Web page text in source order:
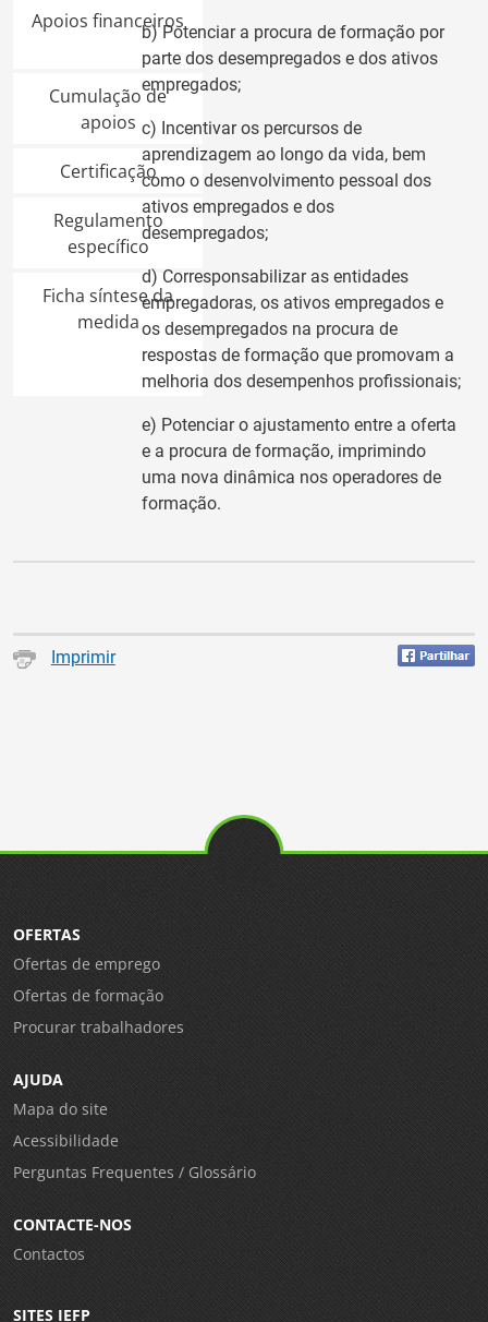
Apoios financeiros
Cumulação de
apoios
Certificação
Regulamento
específico
Ficha síntese da
medida
b) Potenciar a procura de formação por
parte dos desempregados e dos ativos
empregados;
c) Incentivar os percursos de
aprendizagem ao longo da vida, bem
como o desenvolvimento pessoal dos
ativos empregados e dos
desempregados;
d) Corresponsabilizar as entidades
empregadoras, os ativos empregados e
os desempregados na procura de
respostas de formação que promovam a
melhoria dos desempenhos profissionais;
e) Potenciar o ajustamento entre a oferta
e a procura de formação, imprimindo
uma nova dinâmica nos operadores de
formação.
Imprimir
OFERTAS
Ofertas de emprego
Ofertas de formação
Procurar trabalhadores
AJUDA
Mapa do site
Acessibilidade
Perguntas Frequentes / Glossário
CONTACTE-NOS
Contactos
SITES IEFP